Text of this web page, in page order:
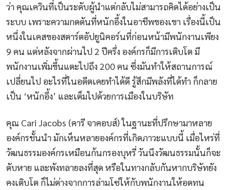
ว่า คุณเควินที่เป็นระดับผู้นำแต่กลับไม่สามารถคิดได้อย่างเป็น
ระบบ เพราะความกดดันที่หนักอึ้งในอาชีพของเขา เรื่องนี้เป็น
หนึ่งในเคสของสตาร์ตอัปยูนิคอร์นที่ก่อนหน้ามีพนักงานเพียง
9 คน แต่หลังจากผ่านไป 2 ปีครึ่ง องค์กรก็มีการเติบโต มี
พนักงานเพิ่มขึ้นแตะไปถึง 200 คน ซึ่งมันทำให้สถานการณ์
เปลี่ยนไป อะไรที่ในอดีตเคยทำได้ดี รู้สึกมีพลังที่ได้ทำ ก็กลาย
เป็น ‘หนักอึ้ง’ และเต็มไปด้วยการเมืองในบริษัท
คุณ Cari Jacobs (คารี จาคอบส์) ในฐานะที่ปรึกษามาหลาย
องค์กรชั้นนำ มักเห็นหลายองค์กรที่เกิดภาวะแบบนี้ เมื่อไหร่ที่
วัฒนธรรมองค์กรเหมือนก้นกรองบุหรี่ วันนึงวัฒนธรรมนั้นก็จะ
ดับหาย และพังทลายลงที่สุด หรือในทางกลับกันหากบริษัทยัง
คงเติบโต ก็ไม่ต่างจากการล่ามโซ่ให้กับพนักงานให้อดทน